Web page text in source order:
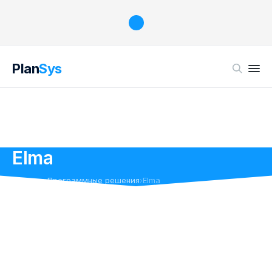
PlanSys
Elma
Главная›Программные решения›Elma